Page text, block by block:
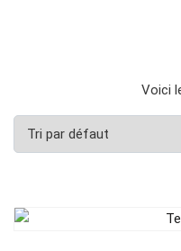
Voici